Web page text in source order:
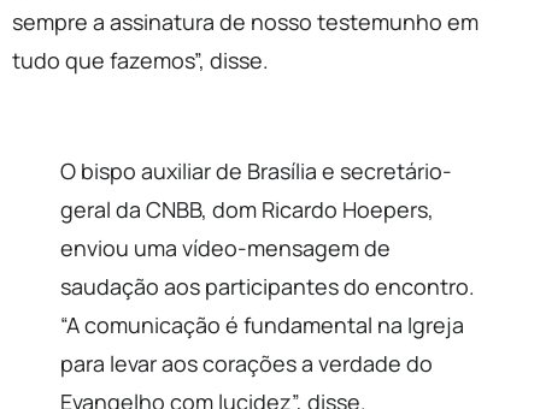
sempre a assinatura de nosso testemunho em
tudo que fazemos”, disse.
O bispo auxiliar de Brasília e secretário-
geral da CNBB, dom Ricardo Hoepers,
enviou uma vídeo-mensagem de
saudação aos participantes do encontro.
“A comunicação é fundamental na Igreja
para levar aos corações a verdade do
Evangelho com lucidez”, disse.